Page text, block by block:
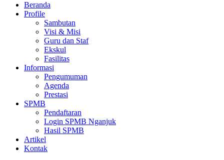
Beranda
Profile
Sambutan
Visi & Misi
Guru dan Staf
Ekskul
Fasilitas
Informasi
Pengumuman
Agenda
Prestasi
SPMB
Pendaftaran
Login SPMB Nganjuk
Hasil SPMB
Artikel
Kontak